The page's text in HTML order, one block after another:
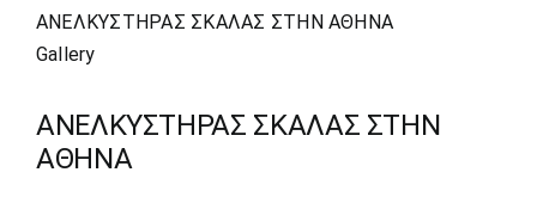
ΑΝΕΛΚΥΣΤΗΡΑΣ ΣΚΑΛΑΣ ΣΤΗΝ ΑΘΗΝΑ
Gallery
ΑΝΕΛΚΥΣΤΗΡΑΣ ΣΚΑΛΑΣ ΣΤΗΝ
ΑΘΗΝΑ